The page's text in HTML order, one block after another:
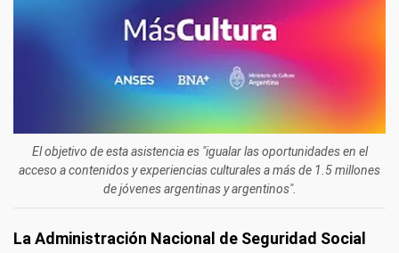
El objetivo de esta asistencia es "igualar las oportunidades en el
acceso a contenidos y experiencias culturales a más de 1.5 millones
de jóvenes argentinas y argentinos".
La Administración Nacional de Seguridad Social